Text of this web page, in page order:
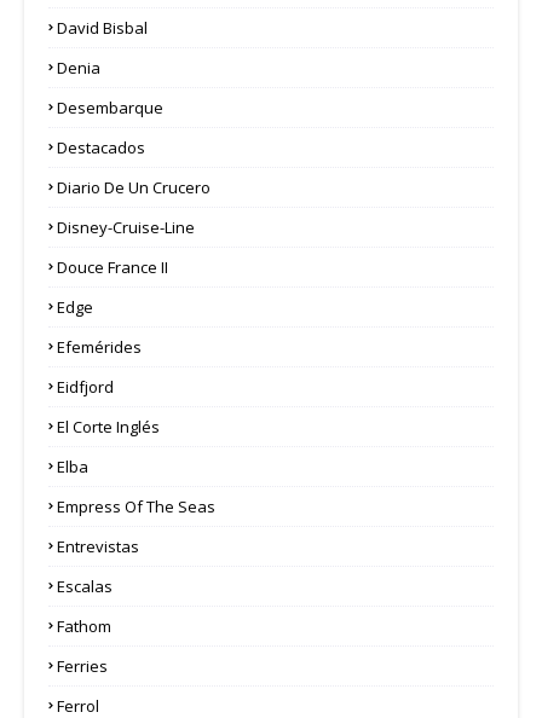
David Bisbal
Denia
Desembarque
Destacados
Diario De Un Crucero
Disney-Cruise-Line
Douce France II
Edge
Efemérides
Eidfjord
El Corte Inglés
Elba
Empress Of The Seas
Entrevistas
Escalas
Fathom
Ferries
Ferrol